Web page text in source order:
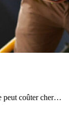
peut coûter cher…